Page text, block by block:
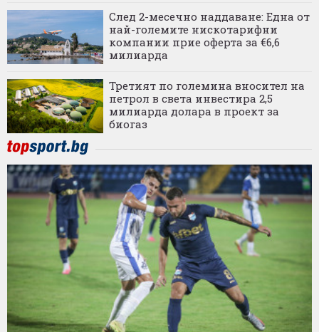
След 2-месечно наддаване: Една от
най-големите нискотарифни
компании прие оферта за €6,6
милиарда
Третият по големина вносител на
петрол в света инвестира 2,5
милиарда долара в проект за
биогаз